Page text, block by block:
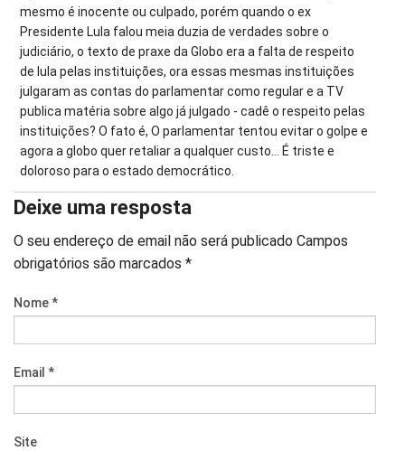
mesmo é inocente ou culpado, porém quando o ex
Presidente Lula falou meia duzia de verdades sobre o
judiciário, o texto de praxe da Globo era a falta de respeito
de lula pelas instituições, ora essas mesmas instituições
julgaram as contas do parlamentar como regular e a TV
publica matéria sobre algo já julgado - cadê o respeito pelas
instituições? O fato é, O parlamentar tentou evitar o golpe e
agora a globo quer retaliar a qualquer custo… É triste e
doloroso para o estado democrático.
Deixe uma resposta
O seu endereço de email não será publicado Campos
obrigatórios são marcados *
Nome*
Email *
Site